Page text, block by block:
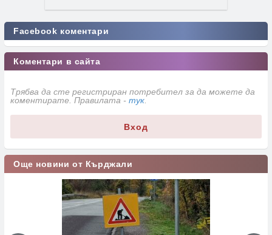
Facebook коментари
Коментари в сайта
Трябва да сте регистриран потребител за да можете да
коментирате. Правилата - тук
Вход
Още новини от Кърджали